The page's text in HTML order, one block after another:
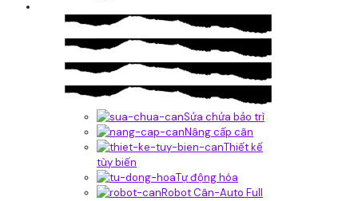
Sửa chửa bảo trì
Nâng cấp cân
Thiết kế
tùy biến
Tự động hóa
Robot Cân-Auto Full